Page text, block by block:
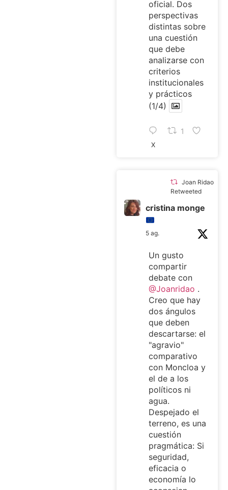
oficial. Dos
perspectivas
distintas sobre
una cuestión
que debe
analizarse con
criterios
institucionales
y prácticos
(1/4)
1
X
Joan Ridao
Retweeted
cristina monge
5 ag.
Un gusto
compartir
debate con
@Joanridao .
Creo que hay
dos ángulos
que deben
descartarse: el
"agravio"
comparativo
con Moncloa y
el de a los
políticos ni
agua.
Despejado el
terreno, es una
cuestión
pragmática: Si
seguridad,
eficacia o
economía lo